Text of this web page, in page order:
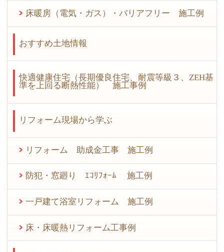
床暖房（電気・ガス）・バリアフリー 施工例
おすすめ土地情報
快適健康住宅（長期優良住宅、耐震等級３、ZEH基
準を上回る断熱性能） 施工事例
リフォーム現場から学ぶ
リフォーム 助成金工事 施工例
防犯・窓廻り ｴｺﾘﾌｫｰﾑ 施工例
一戸建て浴室リフォーム 施工例
床・床暖熱リフォーム工事例